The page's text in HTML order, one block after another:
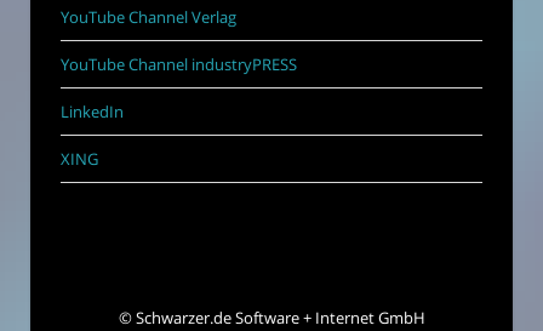
YouTube Channel Verlag
YouTube Channel industryPRESS
LinkedIn
XING
©Schwarzer.de Software + Internet GmbH